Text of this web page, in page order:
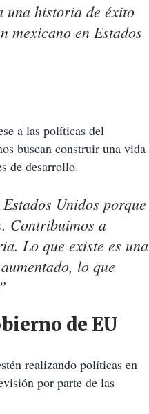
una historia de éxito
mexicano en Estados
a las políticas del
buscan construir una vida
de desarrollo.
Unidos porque
Contribuimos a
Lo que existe es una
lo que
de EU
realizando políticas en
por parte de las